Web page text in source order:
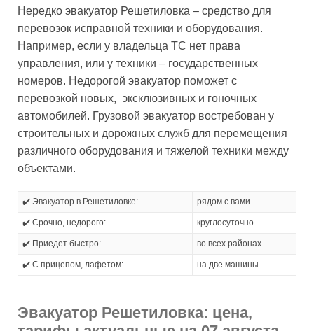
Нередко эвакуатор Решетиловка – средство для
перевозок исправной техники и оборудования.
Например, если у владельца ТС нет права
управления, или у техники – государственных
номеров. Недорогой эвакуатор поможет с
перевозкой новых, эксклюзивных и гоночных
автомобилей. Грузовой эвакуатор востребован у
строительных и дорожных служб для перемещения
различного оборудования и тяжелой техники между
объектами.
✔️ Эвакуатор в Решетиловке: рядом с вами
✔️ Срочно, недорого: круглосуточно
✔️ Приедет быстро: во всех районах
✔️ С прицепом, лафетом: на две машины
Эвакуатор Решетиловка: цена,